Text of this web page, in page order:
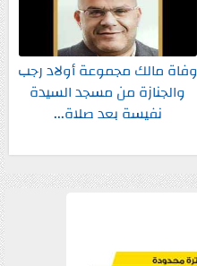
وفاة مالك مجموعة أولاد رجب
والجنازة من مسجد السيدة
نفيسة بعد صلاة...